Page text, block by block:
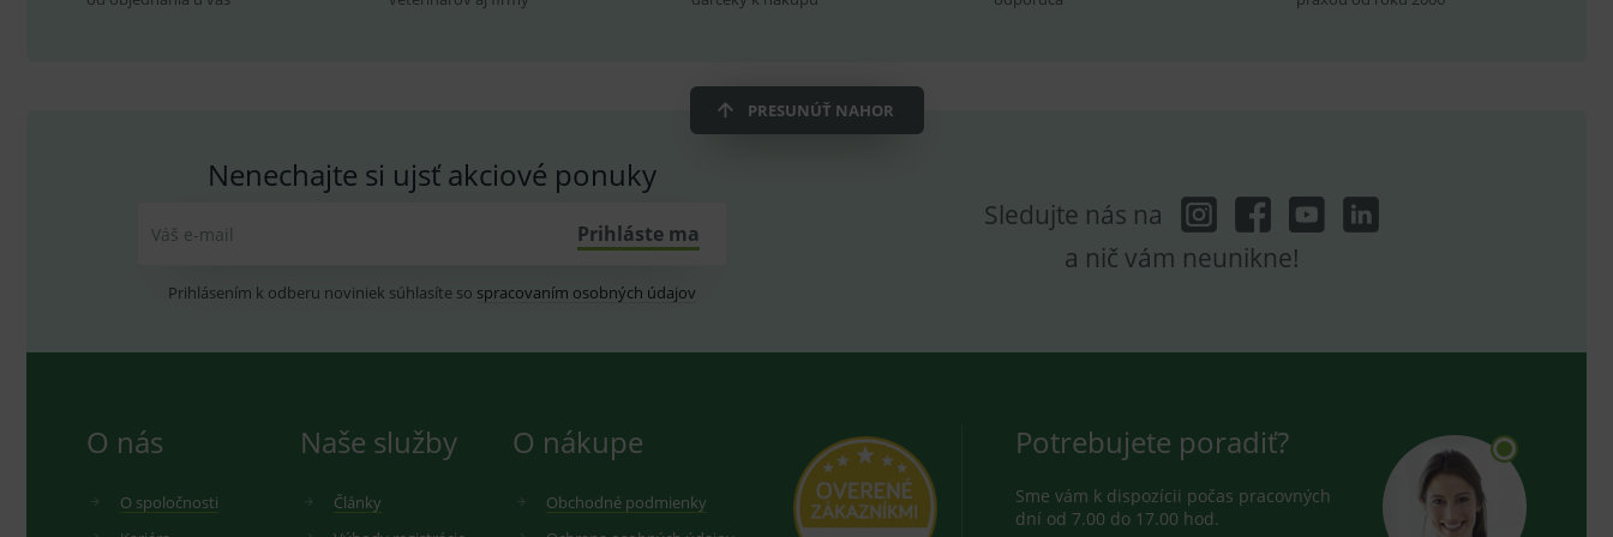
PRESUNÚŤ NAHOR
Nenechajte si ujsť akciové ponuky
Váš e-mail Prihláste ma
Prihlásením k odberu noviniek súhlasíte so spracovaním osobných údajov
Sledujte nás na
a nič vám neunikne!
O nás
O spoločnosti
Naše služby
Články
O nákupe
Obchodné podmienky
Potrebujete poradiť?
Sme vám k dispozícii počas pracovných
dní od 7.00 do 17.00 hod.